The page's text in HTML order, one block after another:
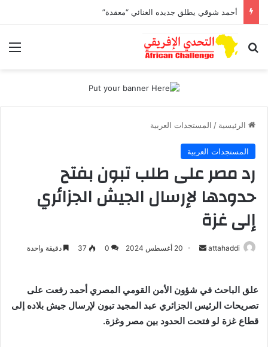
أحمد شوقي يطلق جديده الغنائي “معقدة”
بحث عن
الرئيسية / المستجدات العربية
المستجدات العربية
رد مصر على طلب تبون بفتح
حدودها لإرسال الجيش الجزائري
إلى غزة
attahaddi
أرسل 20 أغسطس 2024 0
37 دقيقة واحدة
علق الباحث في شؤون الأمن القومي المصري أحمد رفعت على
تصريحات الرئيس الجزائري عبد المجيد تبون لإرسال جيش بلاده إلى
قطاع غزة لو فتحت الحدود بين مصر وغزة.